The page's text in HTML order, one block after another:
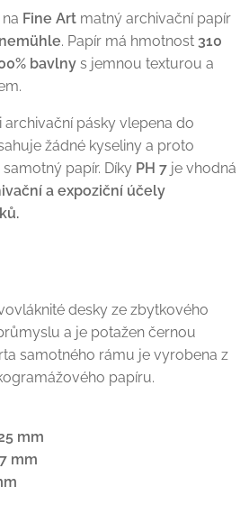
Fine Art matný archivační papír
. Papír má hmotnost 310
bavlny s jemnou texturou a
pásky vlepena do
žádné kyseliny a proto
papír. Díky PH 7 je vhodná
a expoziční účely
desky ze zbytkového
a je potažen černou
samotného rámu je vyrobena z
papíru.
mm
mm